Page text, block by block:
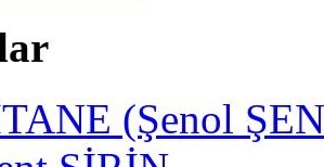
(Şenol